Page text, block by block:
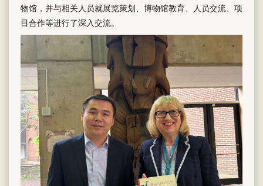
物馆，并与相关人员就展览策划、博物馆教育、人员交流、项
目合作等进行了深入交流。